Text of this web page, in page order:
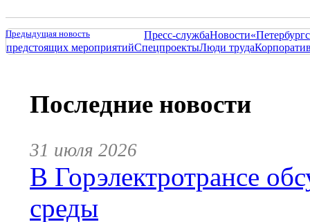
Предыдущая новость Пресс-службаНовости
предстоящих мероприятийСпецпроектыЛюди труда
Последние новости
31 июля 2026
В Горэлектротрансе
среды